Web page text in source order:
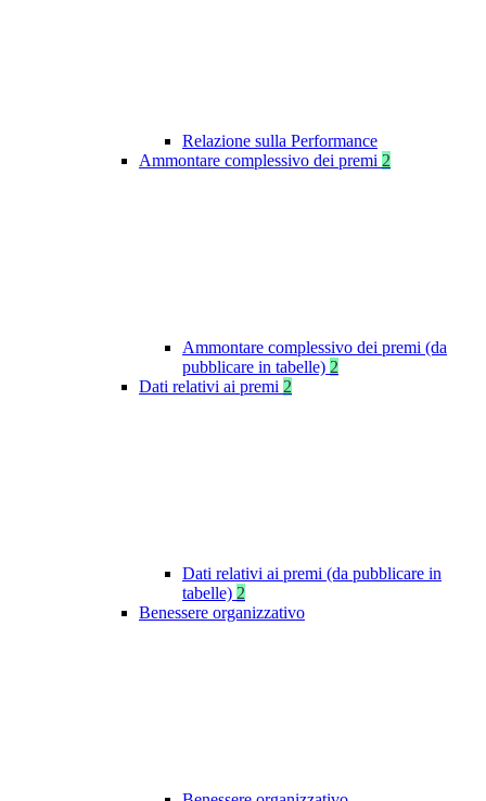
Relazione sulla Performance
Ammontare complessivo dei premi 2
Ammontare complessivo dei premi (da
pubblicare in tabelle) 2
Dati relativi ai premi 2
Dati relativi ai premi (da pubblicare in
tabelle) 2
Benessere organizzativo